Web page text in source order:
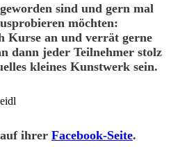
sind und gern mal
möchten:
Kurse an und verrät gerne
dann jeder Teilnehmer stolz
kleines Kunstwerk sein.
ihrer Facebook-Seite.